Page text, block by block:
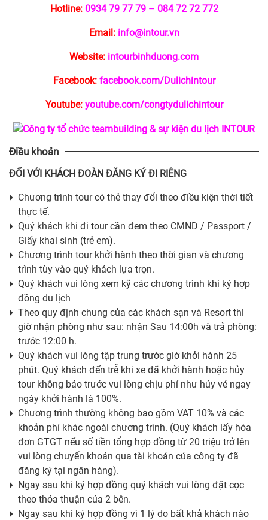
Hotline: 0934 79 77 79 – 084 72 72 772
Email: info@intour.vn
Website: intourbinhduong.com
Facebook: facebook.com/Dulichintour
Youtube: youtube.com/congtydulichintour
Điều khoản
ĐỐI VỚI KHÁCH ĐOÀN ĐĂNG KÝ ĐI RIÊNG
Chương trình tour có thẻ thay đổi theo điều kiện thời tiết
thực tế.
Quý khách khi đi tour cần đem theo CMND / Passport /
Giấy khai sinh (trẻ em).
Chương trình tour khởi hành theo thời gian và chương
trình tùy vào quý khách lựa trọn.
Quý khách vui lòng xem kỹ các chương trình khi ký hợp
đồng du lịch
Theo quy định chung của các khách sạn và Resort thì
giờ nhận phòng như sau: nhận Sau 14:00h và trả phòng:
trước 12:00 h.
Quý khách vui lòng tập trung trước giờ khởi hành 25
phút. Quý khách đến trễ khi xe đã khởi hành hoặc hủy
tour không báo trước vui lòng chịu phí như hủy vé ngay
ngày khởi hành là 100%.
Chương trình thường không bao gồm VAT 10% và các
khoản phí khác ngoài chương trình. (Quý khách lấy hóa
đơn GTGT nếu số tiền tổng hợp đồng từ 20 triệu trở lên
vui lòng chuyển khoản qua tài khoản của công ty đã
đăng ký tại ngân hàng).
Ngay sau khi ký hợp đồng quý khách vui lòng đặt cọc
theo thỏa thuận của 2 bên.
Ngay sau khi ký hợp đồng vì 1 lý do bất khả khách nào